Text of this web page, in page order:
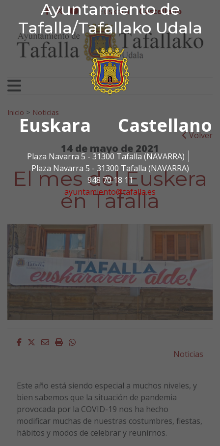
Ayuntamiento de
Tafalla/Tafallako Udala
Euskara Castellano
Plaza Navarra 5 - 31300 Tafalla (NAVARRA)
Plaza Navarra 5 - 31300 Tafalla (NAVARRA)
948 70 18 11
ayuntamiento@tafalla.es
Ir al contenido
Ayuntamiento de
facebook
twitter
youtube
Euskera Castellano
Search for:
Inicio > Noticias
Volver
14 de mayo de 2021
El mes del Euskera
en Tafalla
Facebook
Twitter
EmailImprimirWhatsapp
Noticias
Este año está siendo especial a muchos niveles, y
bien sabemos que la situación de pandemia
provocada por la COVID-19 nos ha hecho
modificar muchas de nuestras costumbres, fiestas,
hábitos y modos de celebrar y reunirnos.